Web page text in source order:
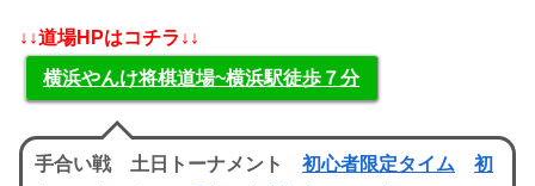
↓↓道場HPはコチラ↓↓
横浜やんけ将棋道場~横浜駅徒歩７分
手合い戦 土日トーナメント 初心者限定タイム
初